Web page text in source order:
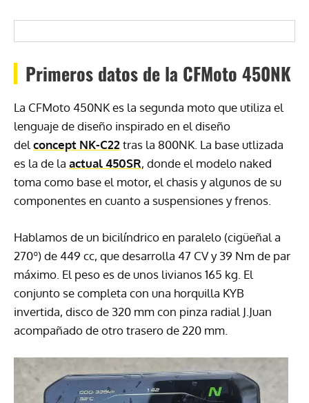
Primeros datos de la CFMoto 450NK
La CFMoto 450NK es la segunda moto que utiliza el
lenguaje de diseño inspirado en el diseño
delconcept NK-C22 tras la 800NK. La base utlizada
es la de la actual 450SR, donde el modelo naked
toma como base el motor, el chasis y algunos de su
componentes en cuanto a suspensiones y frenos.
Hablamos de un bicilíndrico en paralelo (cigüeñal a
270º) de 449 cc, que desarrolla 47 CV y 39 Nm de par
máximo. El peso es de unos livianos 165 kg. El
conjunto se completa con una horquilla KYB
invertida, disco de 320 mm con pinza radial J.Juan
acompañado de otro trasero de 220 mm.